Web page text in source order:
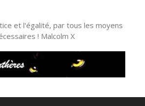
et l'égalité, par tous les moyens
! Malcolm X